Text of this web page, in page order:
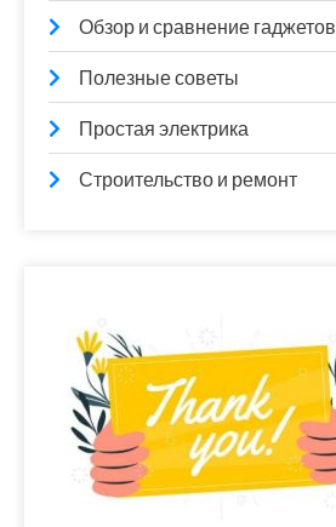
Обзор и сравнение гаджетов
Полезные советы
Простая электрика
Строительство и ремонт